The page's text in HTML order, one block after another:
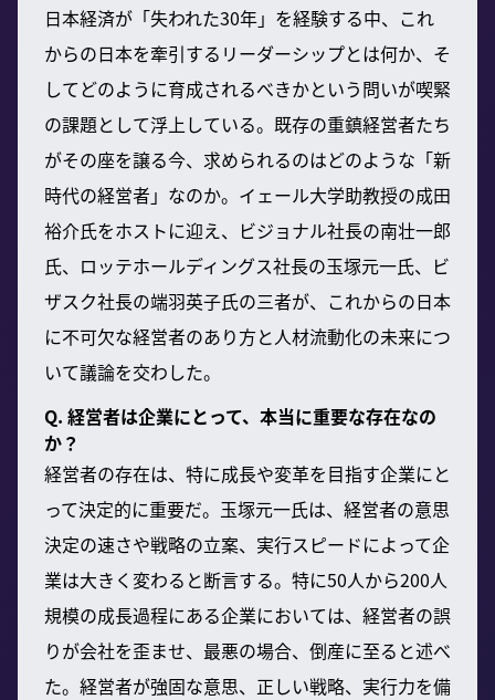
日本経済が「失われた30年」を経験する中、これ
からの日本を牽引するリーダーシップとは何か、そ
してどのように育成されるべきかという問いが喫緊
の課題として浮上している。既存の重鎮経営者たち
がその座を譲る今、求められるのはどのような「新
時代の経営者」なのか。イェール大学助教授の成田
裕介氏をホストに迎え、ビジョナル社長の南壮一郎
氏、ロッテホールディングス社長の玉塚元一氏、ビ
ザスク社長の端羽英子氏の三者が、これからの日本
に不可欠な経営者のあり方と人材流動化の未来につ
いて議論を交わした。
Q. 経営者は企業にとって、本当に重要な存在なの
か？
経営者の存在は、特に成長や変革を目指す企業にと
って決定的に重要だ。玉塚元一氏は、経営者の意思
決定の速さや戦略の立案、実行スピードによって企
業は大きく変わると断言する。特に50人から200人
規模の成長過程にある企業においては、経営者の誤
りが会社を歪ませ、最悪の場合、倒産に至ると述べ
た。経営者が強固な意思、正しい戦略、実行力を備